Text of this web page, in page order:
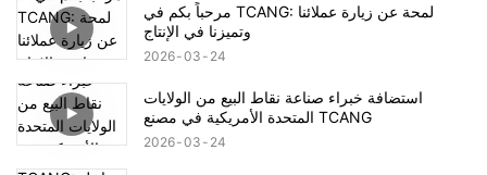
مرحباً بكم في TCANG: لمحة عن زيارة عملائنا
وتميزنا في الإنتاج
2026 03 24
استضافة خبراء صناعة نقاط البيع من الولايات
المتحدة الأمريكية في مصنع TCANG
2026 03 24